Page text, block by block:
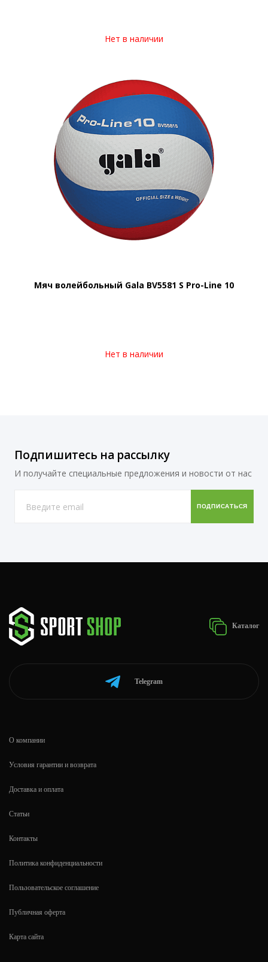
Нет в наличии
Мяч волейбольный Gala BV5581 S Pro-Line 10
Нет в наличии
Подпишитесь на рассылку
И получайте специальные предложения и новости от нас
Каталог
Telegram
О компании
Условия гарантии и возврата
Доставка и оплата
Статьи
Контакты
Политика конфиденциальности
Пользовательское соглашение
Публичная оферта
Карта сайта